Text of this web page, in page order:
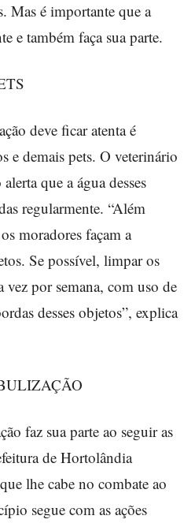
Mas é importante que a
e também faça sua parte.
deve ficar atenta é
e demais pets. O veterinário
que a água desses
regularmente. “Além
moradores façam a
Se possível, limpar os
vez por semana, com uso de
desses objetos”, explica
faz sua parte ao seguir as
de Hortolândia
lhe cabe no combate ao
segue com as ações